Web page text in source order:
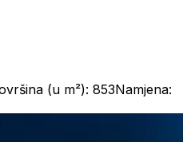
(u m²): 853Namjena: